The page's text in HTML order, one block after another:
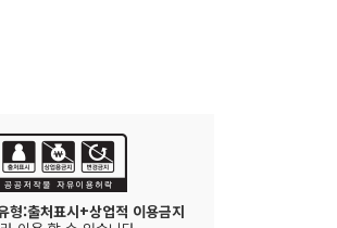
형:출처표시+상업적 이용금지